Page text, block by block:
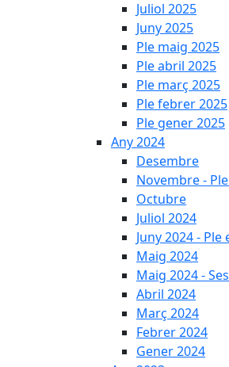
Juliol 2025
Juny 2025
Ple maig 2025
Ple abril 2025
Ple març 2025
Ple febrer 2025
Ple gener 2025
Any 2024
Desembre
Novembre -
Octubre
Juliol 2024
Juny 2024 -
Maig 2024
Maig 2024 -
Abril 2024
Març 2024
Febrer 2024
Gener 2024